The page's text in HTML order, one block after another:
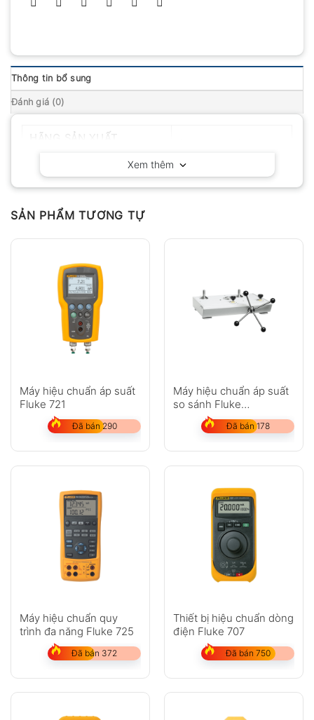
Thông tin bổ sung
Đánh giá (0)
Xem thêm
SẢN PHẨM TƯƠNG TỰ
Máy hiệu chuẩn áp suất
Fluke 721
Đã bán 290
Máy hiệu chuẩn áp suất
so sánh Fluke
Calibration P5513
Đã bán 178
Máy hiệu chuẩn quy
trình đa năng Fluke 725
Đã bán 372
Thiết bị hiệu chuẩn dòng
điện Fluke 707
Đã bán 750